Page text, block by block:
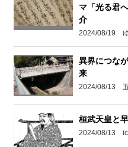
マ「光る君
介
2024/08/19
異界につな
来
2024/08/13
桓武天皇と
2024/08/13